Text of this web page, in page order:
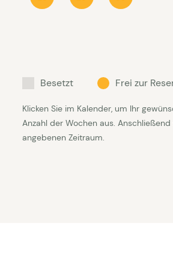
Angezeigt
mehr verfügbar
Interesse an
Besetzt Frei zur
Klicken Sie im Kalender, um Ihr
Anzahl der Wochen aus.
angebenen Zeitraum.